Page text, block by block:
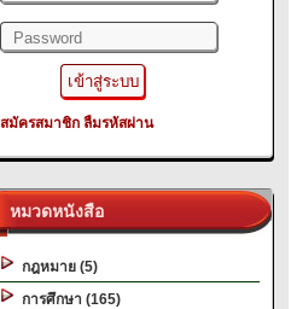
สมัครสมาชิก ลืมรหัสผ่าน
หมวดหนังสือ
กฎหมาย (5)
การศึกษา (165)